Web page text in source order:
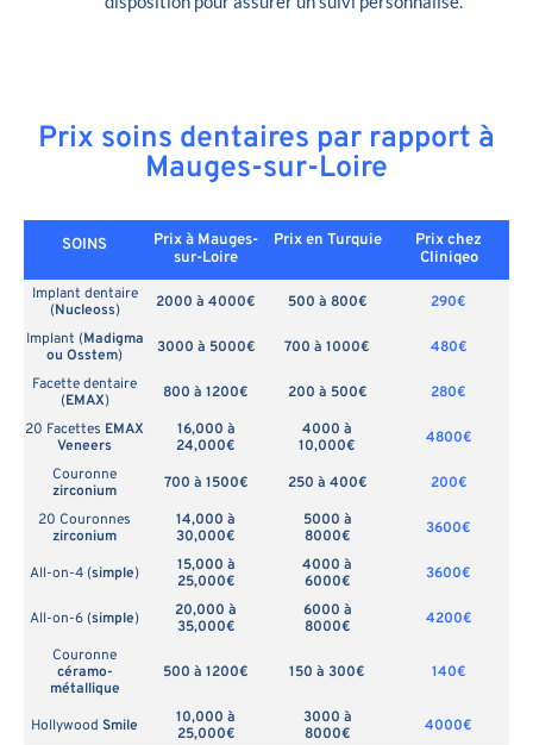
Prix soins dentaires par rapport à
Mauges-sur-Loire
SOINS
Prix à Mauges-
sur-Loire
Prix en Turquie
Prix chez
Cliniqeo
Implant dentaire
(Nucleoss) 2000 à 4000€ 500 à 800€
290€
Implant (Madigma
ou Osstem) 3000 à 5000€ 700 à 1000€
480€
Facette dentaire
(EMAX) 800 à 1200€ 200 à 500€
280€
20 Facettes EMAX
Veneers
16,000 à
24,000€
4000 à
10,000€
4800€
Couronne
zirconium
700 à 1500€ 250 à 400€
200€
20 Couronnes
zirconium
14,000 à
30,000€
5000 à
8000€
3600€
All-on-4 (simple)
15,000 à
25,000€
4000 à
6000€
3600€
All-on-6 (simple)
20,000 à
35,000€
6000 à
8000€
4200€
Couronne
céramo-
métallique
500 à 1200€ 150 à 300€ 140€
Hollywood Smile
10,000 à
25,000€
3000 à
8000€
4000€